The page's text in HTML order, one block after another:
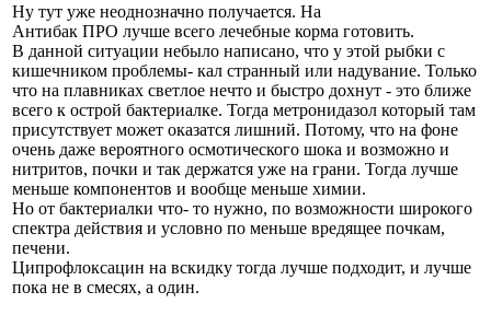
Ну тут уже неоднозначно получается. На
Антибак ПРО лучше всего лечебные корма готовить.
В данной ситуации небыло написано, что у этой рыбки с
кишечником проблемы- кал странный или надувание. Только
что на плавниках светлое нечто и быстро дохнут - это ближе
всего к острой бактериалке. Тогда метронидазол который там
присутствует может оказатся лишний. Потому, что на фоне
очень даже вероятного осмотического шока и возможно и
нитритов, почки и так держатся уже на грани. Тогда лучше
меньше компонентов и вообще меньше химии.
Но от бактериалки что- то нужно, по возможности широкого
спектра действия и условно по меньше вредящее почкам,
печени.
Ципрофлоксацин на вскидку тогда лучше подходит, и лучше
пока не в смесях, а один.